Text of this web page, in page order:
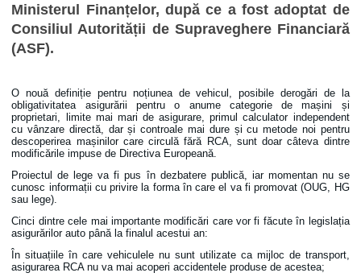
Ministerul Finanțelor, după ce a fost adoptat de
Consiliul Autorității de Supraveghere Financiară
(ASF).
O nouă definiție pentru noțiunea de vehicul, posibile derogări de la
obligativitatea asigurării pentru o anume categorie de mașini și
proprietari, limite mai mari de asigurare, primul calculator independent
cu vânzare directă, dar și controale mai dure și cu metode noi pentru
descoperirea mașinilor care circulă fără RCA, sunt doar câteva dintre
modificările impuse de Directiva Europeană.
Proiectul de lege va fi pus în dezbatere publică, iar momentan nu se
cunosc informații cu privire la forma în care el va fi promovat (OUG, HG
sau lege).
Cinci dintre cele mai importante modificări care vor fi făcute în legislația
asigurărilor auto până la finalul acestui an:
În situațiile în care vehiculele nu sunt utilizate ca mijloc de transport,
asigurarea RCA nu va mai acoperi accidentele produse de acestea;